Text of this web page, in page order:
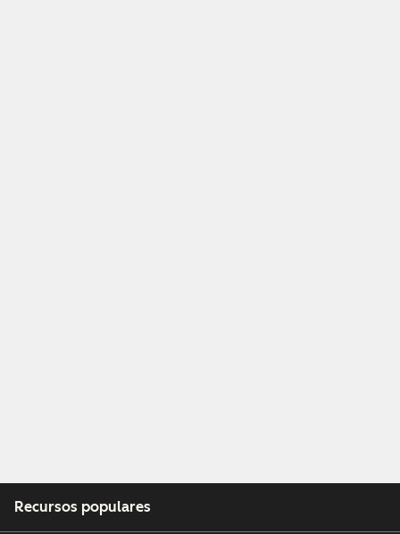
Recursos populares